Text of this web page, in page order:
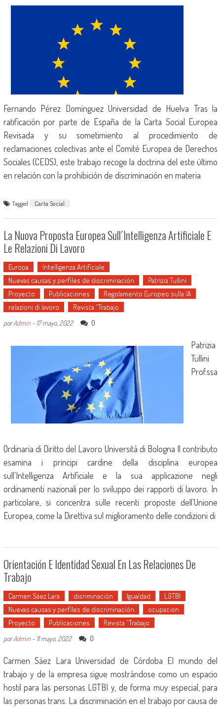
Fernando Pérez Domínguez Universidad de Huelva Tras la
ratificación por parte de España de la Carta Social Europea
Revisada y su sometimiento al procedimiento de
reclamaciones colectivas ante el Comité Europea de Derechos
Sociales (CEDS), este trabajo recoge la doctrina del este último
en relación con la prohibición de discriminación en materia
Tagged Carta Social
La Nuova Proposta Europea Sull´intelligenza Artificiale E
Le Relazioni Di Lavoro
Europa
Intelligenza Artificiale
Nuevas causas y perfiles de discriminación
Patrizia Tullini
Proyecto
Publicaciones
Regolamento Europeo sulla IA
relazioni di lavoro
Revista "Trabajo
porAdmin- 17 mayo, 2022 0
Patrizia
Tullini
Prof.ssa
Ordinaria di Diritto del Lavoro Università di Bologna Il contributo
esamina i principi cardine della disciplina europea
sull’Intelligenza Artificiale e la sua applicazione negli
ordinamenti nazionali per lo sviluppo dei rapporti di lavoro. In
particolare, si concentra sulle recenti proposte dell’Unione
Europea, come la Direttiva sul miglioramento delle condizioni di
Orientación E Identidad Sexual En Las Relaciones De
Trabajo
Carmen Sáez Lara disriminación Igualdad
LGTBI
Nuevas causas y perfiles de discriminación
ocupacion
Proyecto
Publicaciones Revista "Trabajo
porAdmin- 11 mayo, 2022 0
Carmen Sáez Lara Universidad de Córdoba El mundo del
trabajo y de la empresa sigue mostrándose como un espacio
hostil para las personas LGTBI y, de forma muy especial, para
las personas trans. La discriminación en el trabajo por causa de